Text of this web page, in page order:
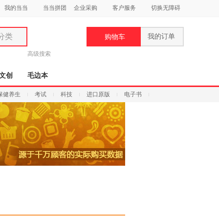
我的当当 当当拼团 企业采购 客户服务 切换无障碍
类
高级搜索
购物车 我的订单
创 毛边本
健养生 考试 科技 进口原版 电子书